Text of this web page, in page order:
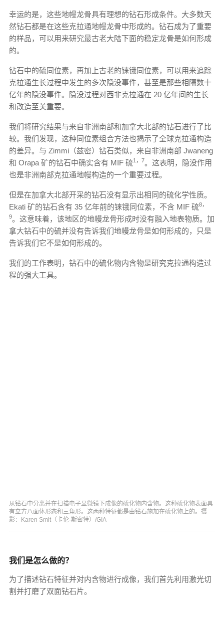
幸运的是，这些地幔龙骨具有理想的钻石形成条件。大多数天
然钻石都是在这些克拉通地幔龙骨中形成的。钻石成为了重要
的样品，可以用来研究最古老大陆下面的稳定龙骨是如何形成
的。
钻石中的硫同位素，再加上古老的铼锇同位素，可以用来追踪
克拉通生长过程中发生的多次隐没事件，甚至是那些相隔数十
亿年的隐没事件。隐没过程对西非克拉通在 20 亿年间的生长
和改造至关重要。
我们将研究结果与来自非洲南部和加拿大北部的钻石进行了比
较。我们发现，这种同位素组合方法也揭示了全球克拉通构造
的差异。与 Zimmi（兹密）钻石类似，来自非洲南部 Jwaneng
和 Orapa 矿的钻石中确实含有 MIF 硫1，7。这表明，隐没作用
也是非洲南部克拉通地幔构造的一个重要过程。
但是在加拿大北部开采的钻石没有显示出相同的硫化学性质。
Ekati 矿的钻石含有 35 亿年前的铼锇同位素，不含 MIF 硫8，
9。这意味着，该地区的地幔龙骨形成时没有融入地表物质。加
拿大钻石中的硫并没有告诉我们地幔龙骨是如何形成的，只是
告诉我们它不是如何形成的。
我们的工作表明，钻石中的硫化物内含物是研究克拉通构造过
程的强大工具。
从钻石中分离并在扫描电子显微镜下成像的硫化物内含物。这种硫化物表面具
有立方八面体形态和三角形。这两种特征都是由钻石施加在硫化物上的。摄
影：Karen Smit（卡伦·斯密特）/GIA
我们是怎么做的？
为了描述钻石特征并对内含物进行成像，我们首先利用激光切
割并打磨了双面钻石片。